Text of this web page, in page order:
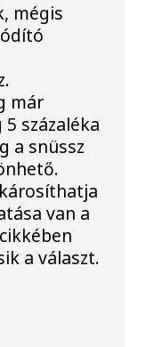
mégis
már
százaléka
a snüssz
van a
a választ.